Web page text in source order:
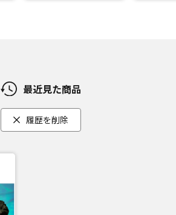
最近見た商品
履歴を削除